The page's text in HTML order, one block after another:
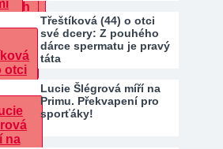
Třeštíková (44) o otci
své dcery: Z pouhého
dárce spermatu je pravý
táta
Lucie Šlégrová míří na
Primu. Překvapení pro
sporťáky!